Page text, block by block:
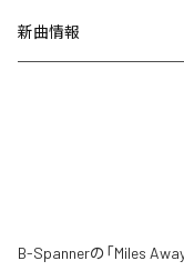
新曲情報
B-Spannerの「Miles